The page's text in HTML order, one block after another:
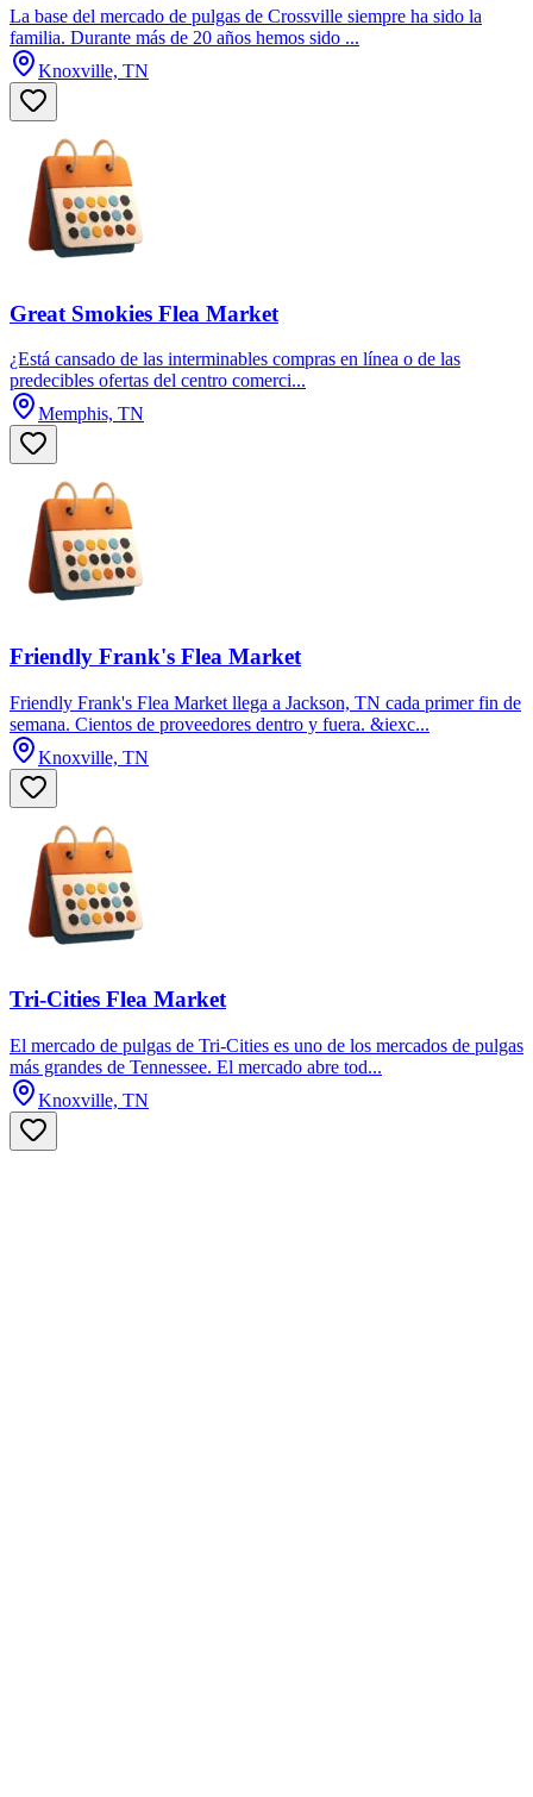
La base del mercado de pulgas de Crossville siempre ha sido la
familia. Durante más de 20 años hemos sido ...
Knoxville, TN
Great Smokies Flea Market
¿Está cansado de las interminables compras en línea o de las
predecibles ofertas del centro comerci...
Memphis, TN
Friendly Frank's Flea Market
Friendly Frank's Flea Market llega a Jackson, TN cada primer fin de
semana. Cientos de proveedores dentro y fuera. &iexc...
Knoxville, TN
Tri-Cities Flea Market
El mercado de pulgas de Tri-Cities es uno de los mercados de pulgas
más grandes de Tennessee. El mercado abre tod...
Knoxville, TN